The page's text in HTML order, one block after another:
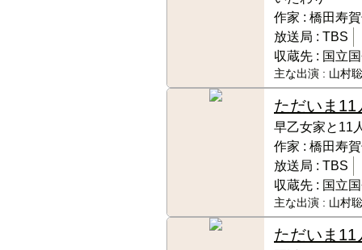
作家 : 橋田寿
放送局 : TBS
収蔵先 : 国立
主な出演 : 山村
ただいま11
早乙女家と11
作家 : 橋田寿
放送局 : TBS
収蔵先 : 国立
主な出演 : 山村
ただいま11